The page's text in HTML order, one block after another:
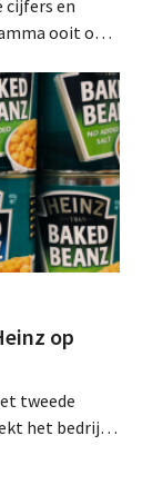
cijfers en
ooit om
op
tweede
het bedrijf